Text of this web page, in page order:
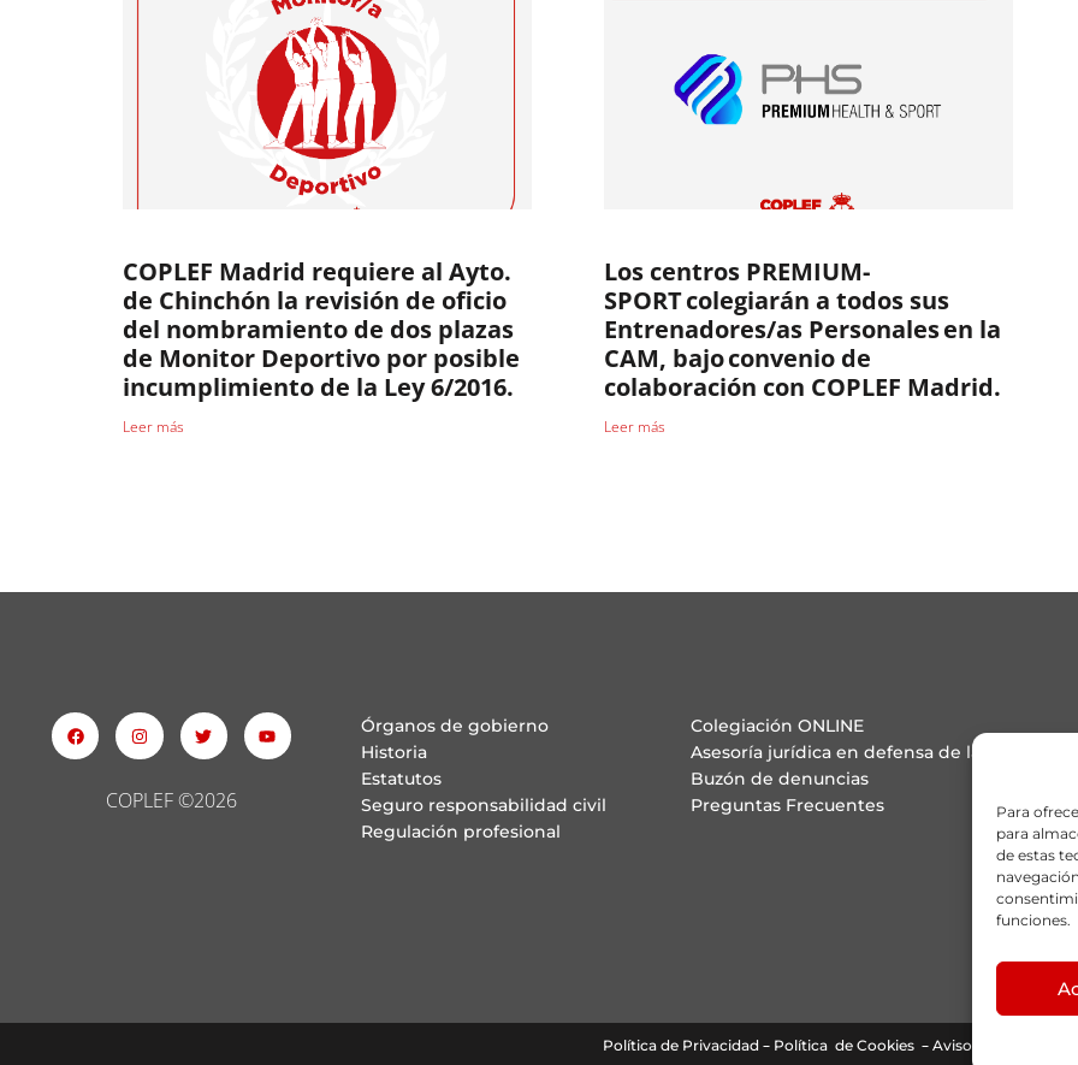
Para
para
de estas
funciones.
COPLEF Madrid requiere al Ayto.
de Chinchón la revisión de oficio
del nombramiento de dos plazas
de Monitor Deportivo por posible
incumplimiento de la Ley 6/2016.
Leer más
Los centros PREMIUM-
SPORT colegiarán a todos sus
Entrenadores/as Personales en la
CAM, bajo convenio de
colaboración con COPLEF Madrid.
Leer más
COPLEF ©2026
Órganos de gobierno
Historia
Estatutos
Seguro responsabilidad civil
Regulación profesional
Colegiación ONLINE
Asesoría jurídica en defensa de la profesión
Buzón de denuncias
Preguntas Frecuentes
Política de Privacidad – Política de Cookies – Aviso Legal